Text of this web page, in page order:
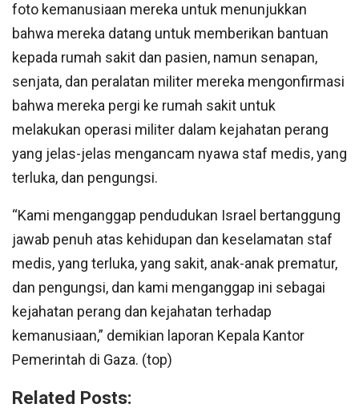
foto kemanusiaan mereka untuk menunjukkan
bahwa mereka datang untuk memberikan bantuan
kepada rumah sakit dan pasien, namun senapan,
senjata, dan peralatan militer mereka mengonfirmasi
bahwa mereka pergi ke rumah sakit untuk
melakukan operasi militer dalam kejahatan perang
yang jelas-jelas mengancam nyawa staf medis, yang
terluka, dan pengungsi.
“Kami menganggap pendudukan Israel bertanggung
jawab penuh atas kehidupan dan keselamatan staf
medis, yang terluka, yang sakit, anak-anak prematur,
dan pengungsi, dan kami menganggap ini sebagai
kejahatan perang dan kejahatan terhadap
kemanusiaan,” demikian laporan Kepala Kantor
Pemerintah di Gaza. (top)
Related Posts: